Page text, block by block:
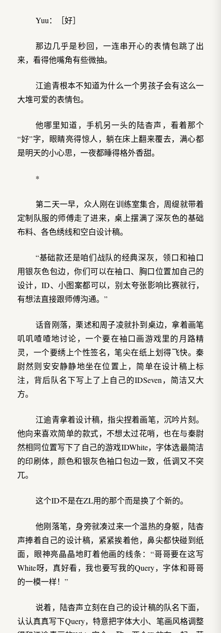
Yuu：［好］
那边几乎是秒回，一连串开心的表情包跳了出
来，看得他嘴角有些微抽。
江逾青根本不知道为什么一个男孩子会有这么一
大堆可爱的表情包。
他哪里知道，手机另一头的陆杳声，看着那个
“好”字，眼睛亮得惊人，躺在床上翻来覆去，满心都
是明天的小心思，一夜都睡得格外香甜。
*
第二天一早，众人刚在训练室集合，周缇就带着
定制队服的师傅走了进来，桌上摆满了深灰色的基础
布料、各色绣线和空白设计稿。
“基础款还是咱们战队的经典深灰，领口和袖口
用银灰色包边，你们可以在袖口、胸口位置加自己的
设计，ID、小图案都可以，别太夸张影响比赛就行，
有想法直接跟师傅沟通。”
话音刚落，栗述和周子凌就扑到桌边，拿着画笔
叽叽喳喳地讨论，一个要在袖口画游戏里的月路精
灵，一个要绣上个性签名，笔尖在纸上划得飞快。秦
尉然则安安静静地坐在位置上，简单在设计稿上标
注，背后队名下写上了上自己的IDSeven，简洁又大
方。
江逾青拿着设计稿，指尖捏着画笔，沉吟片刻。
他向来喜欢简单的款式，不想太过花哨，也在与秦尉
然相同位置写下了自己的游戏IDWhite，字体选最简洁
的印刷体，颜色和银灰色袖口包边一致，低调又不突
兀。
这个ID不是在ZL用的那个而是换了个新的。
他刚落笔，身旁就凑过来一个温热的身躯，陆杳
声捧着自己的设计稿，紧紧挨着他，鼻尖都快碰到纸
面，眼神亮晶晶地盯着他画的线条：“哥哥要在这写
White呀，真好看，我也要写我的Query，字体和哥哥
的一模一样！”
说着，陆杳声立刻在自己的设计稿的队名下面，
认认真真写下Query，特意把字体大小、笔画风格调整